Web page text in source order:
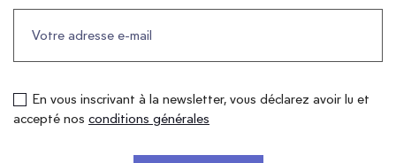
En vous inscrivant à la newsletter, vous déclarez avoir lu et
accepté nos conditions générales